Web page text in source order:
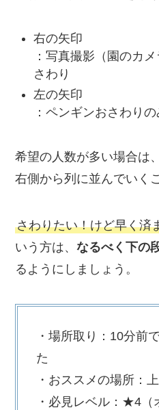
右の矢印
：写真撮影（園のカ
さわり
左の矢印
：ペンギンおさわりの
希望の人数が多い場合は
右側から列に並んでいく
さわりたい！けど早く済
いう方は、なるべく下の
るようにしましょう。
・場所取り：10分前
た
・おススメの場所：
・必見レベル：★4（